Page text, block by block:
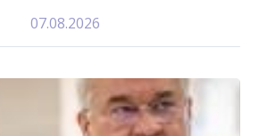
07.08.2026